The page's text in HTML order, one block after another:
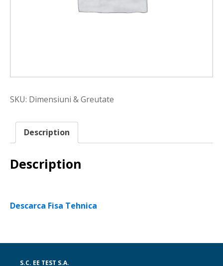
SKU: Dimensiuni & Greutate
Description
Description
Descarca Fisa Tehnica
S.C. EE TEST S.A.